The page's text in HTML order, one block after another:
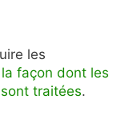
les
façon dont les
traitées.